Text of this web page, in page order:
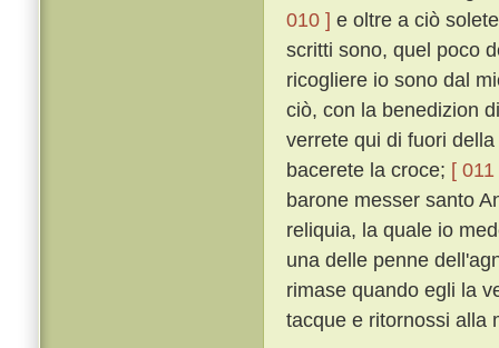
010 ] e oltre a ciò
scritti sono, quel poco
ricogliere io sono dal
ciò, con la benedizion
verrete qui di fuori
bacerete la croce; [ 011
barone messer santo
reliquia, la quale io
una delle penne
rimase quando egli la
tacque e ritornossi alla